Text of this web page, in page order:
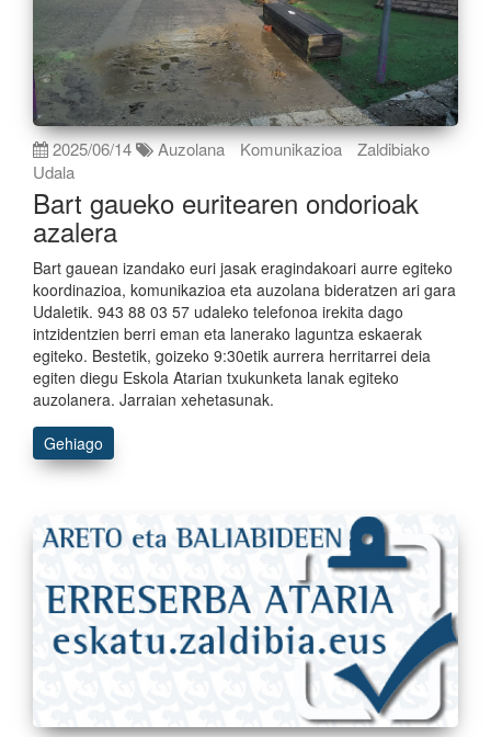
2025/06/14 Auzolana Komunikazioa
Zaldibiako
Udala
Bart gaueko euritearen ondorioak
azalera
Bart gauean izandako euri jasak eragindakoari aurre egiteko
koordinazioa, komunikazioa eta auzolana bideratzen ari gara
Udaletik. 943 88 03 57 udaleko telefonoa irekita dago
intzidentzien berri eman eta lanerako laguntza eskaerak
egiteko. Bestetik, goizeko 9:30etik aurrera herritarrei deia
egiten diegu Eskola Atarian txukunketa lanak egiteko
auzolanera. Jarraian xehetasunak.
Gehiago